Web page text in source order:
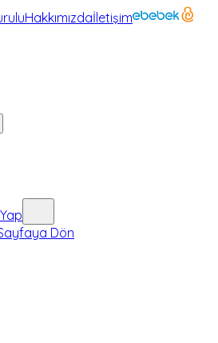
Hakkımızdaİletişim
Dön